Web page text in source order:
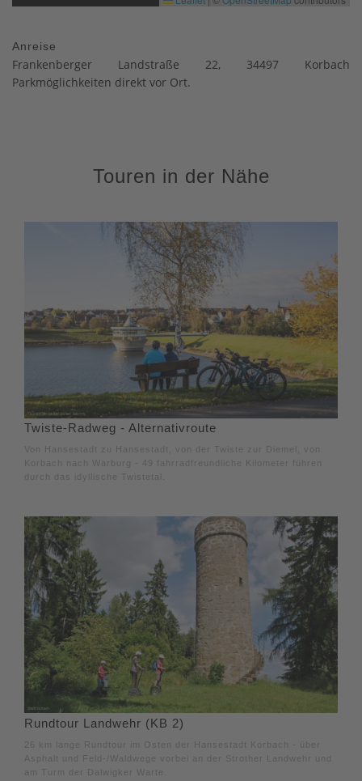
Anreise
Frankenberger Landstraße 22, 34497 Korbach
Parkmöglichkeiten direkt vor Ort.
Touren in der Nähe
Twiste-Radweg - Alternativroute
Von Hansestadt zu Hansestadt, von der Twiste zur Diemel, von
Korbach nach Warburg - 49 fahrradfreundliche Kilometer führen
durch das idyllische Twistetal.
Rundtour Landwehr (KB 2)
26 km lange Rundtour im Osten der Hansestadt Korbach - über
Asphalt und Feld-/Waldwege vorbei an der Strother Landwehr und
am Turm der Dalwigker Warte.